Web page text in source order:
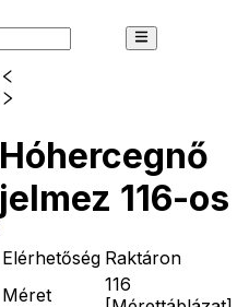
Hóhercegnő
jelmez 116-os
Elérhetőség Raktáron
Méret
116